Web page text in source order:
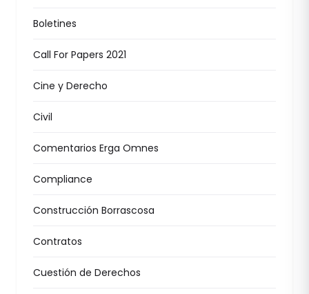
Boletines
Call For Papers 2021
Cine y Derecho
Civil
Comentarios Erga Omnes
Compliance
Construcción Borrascosa
Contratos
Cuestión de Derechos